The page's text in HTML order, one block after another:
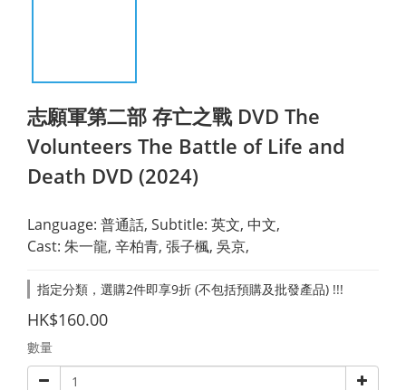
志願軍第二部 存亡之戰 DVD The
Volunteers The Battle of Life and
Death DVD (2024)
Language: 普通話, Subtitle: 英文, 中文,
Cast: 朱一龍, 辛柏青, 張子楓, 吳京,
指定分類，選購2件即享9折 (不包括預購及批發產品) !!!
HK$160.00
數量